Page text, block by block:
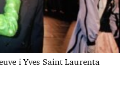
i Yves Saint Laurenta